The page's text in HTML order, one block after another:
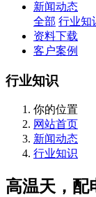
新闻动态
全部 行业知
资料下载
客户案例
行业知识
你的位置
网站首页
新闻动态
行业知识
高温天，配